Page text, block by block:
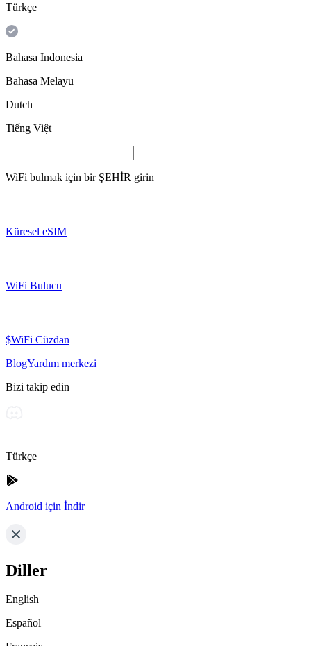
Türkçe
Bahasa Indonesia
Bahasa Melayu
Dutch
Tiếng Việt
WiFi bulmak için bir ŞEHİR girin
Küresel eSIM
WiFi Bulucu
$WiFi Cüzdan
BlogYardım merkezi
Bizi takip edin
Türkçe
Android için İndir
Diller
English
Español